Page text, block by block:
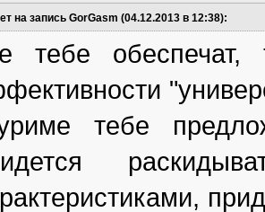
на запись GorGasm (04.12.2013 в 12:38):
тебе
тебе